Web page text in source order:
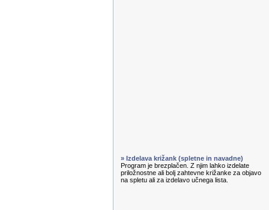
» Izdelava križank (spletne in navadne)
Program je brezplačen. Z njim lahko izdelate
priložnostne ali bolj zahtevne križanke za objavo
na spletu ali za izdelavo učnega lista.